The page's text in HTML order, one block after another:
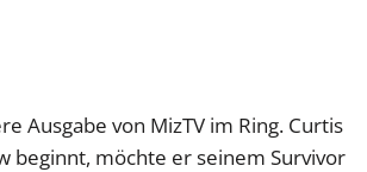
Ausgabe von MizTV im Ring. Curtis
beginnt, möchte er seinem Survivor